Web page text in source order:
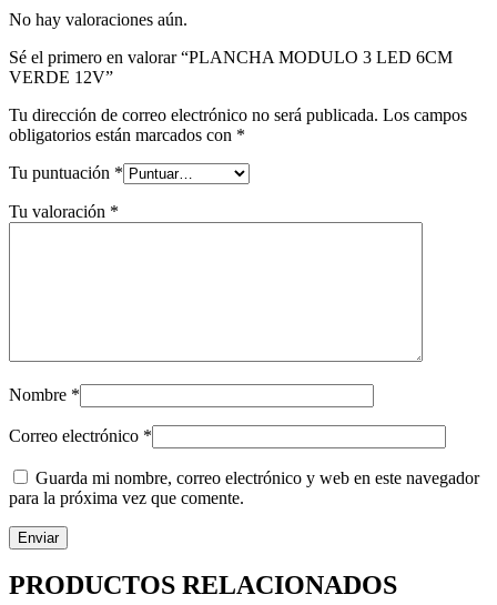
No hay valoraciones aún.
Sé el primero en valorar “PLANCHA MODULO 3 LED 6CM
VERDE 12V”
Tu dirección de correo electrónico no será publicada. Los campos
obligatorios están marcados con *
Tu puntuación *
Tu valoración *
Nombre *
Correo electrónico *
Guarda mi nombre, correo electrónico y web en este navegador
para la próxima vez que comente.
PRODUCTOS RELACIONADOS